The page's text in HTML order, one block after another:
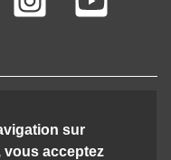
sur
vous acceptez